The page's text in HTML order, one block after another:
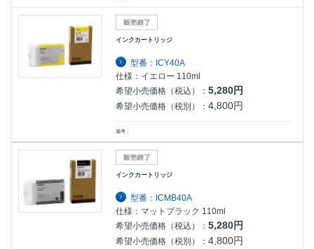
インクカートリッジ
型番：ICY40A
仕様：イエロー 110ml
希望小売価格（税込）： 5,280円
希望小売価格（税別）： 4,800円
備考：
インクカートリッジ
型番：ICMB40A
仕様：マットブラック 110ml
希望小売価格（税込）：5,280円
希望小売価格（税別）：4,800円